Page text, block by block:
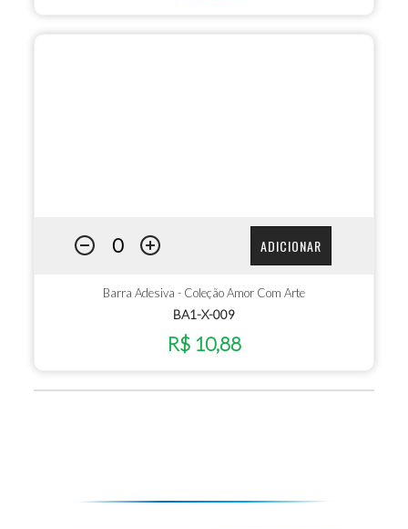
ADICIONAR
Barra Adesiva - Coleção Amor Com Arte
BA1-X-009
R$ 10,88